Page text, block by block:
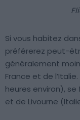
Si vous habitez
préférerez peut-
généralement
France et de
heures environ),
et de Livourne